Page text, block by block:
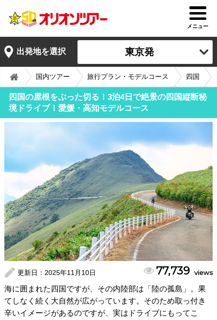
メニュー
出発地を選択 東京発
国内ツアー 旅行プラン・モデルコース 四国
四国の屋根をぶった切る！3泊4日で絶景の四国縦断秘
境ドライブ！愛媛・高知モデルコース
更新日： 2025年11月10日 77,739 views
海に囲まれた四国ですが、その内陸部は「陸の孤島」。果
てしなく続く大自然が広がっています。そのため取っ付き
辛いイメージがあるのですが、実はドライブにもってこ